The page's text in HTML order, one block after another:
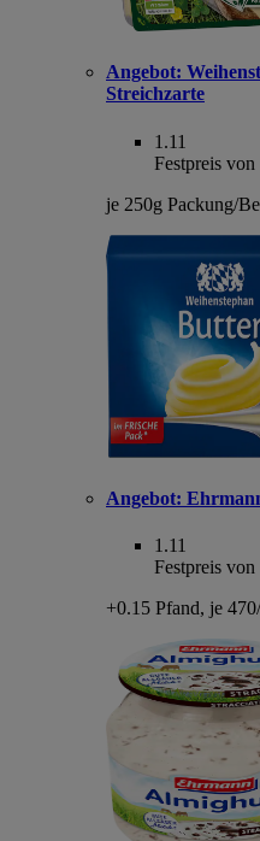
Angebot:
Streichzarte
1.11
Festpreis von
je 250g Packung/
Angebot:
1.11
Festpreis von
+0.15 Pfand, je